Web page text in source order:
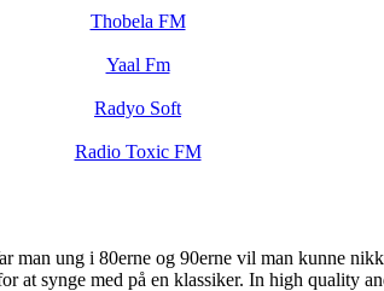
Thobela FM
Yaal Fm
Radyo Soft
Radio Toxic FM
ung i 80erne og 90erne vil man kunne
at synge med på en klassiker. In high quality